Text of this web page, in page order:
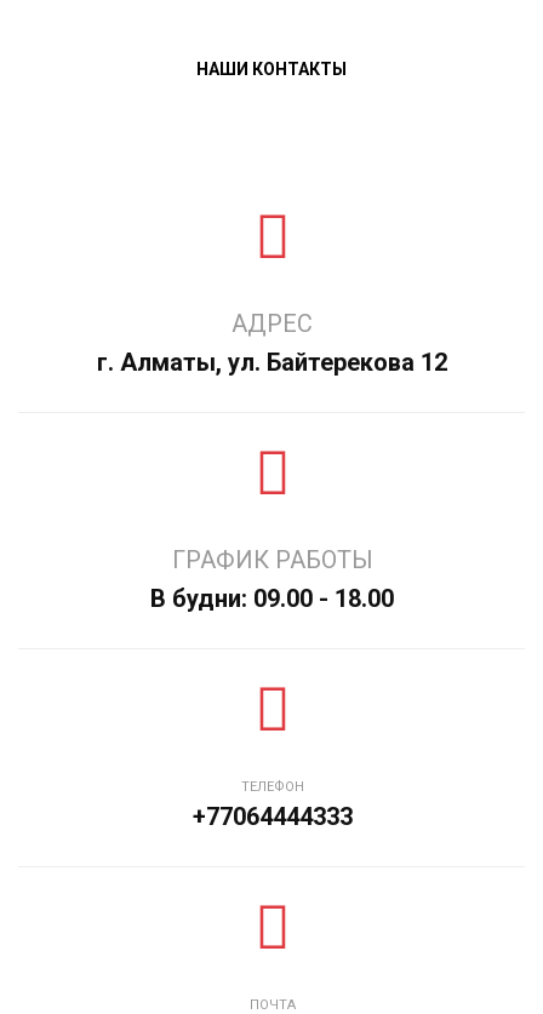
НАШИ КОНТАКТЫ
АДРЕС
г. Алматы, ул. Байтерекова 12
ГРАФИК РАБОТЫ
В будни: 09.00 - 18.00
ТЕЛЕФОН
+77064444333
ПОЧТА